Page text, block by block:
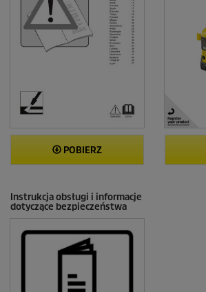
POBIERZ
Instrukcja obsługi i informacje
dotyczące bezpieczeństwa